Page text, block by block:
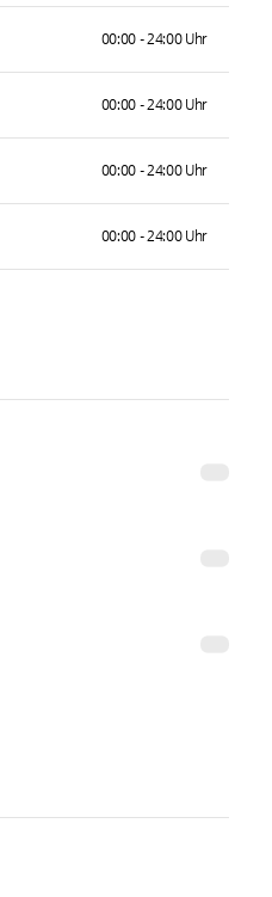
00:00 - 24:00 Uhr
00:00 - 24:00 Uhr
00:00 - 24:00 Uhr
00:00 - 24:00 Uhr